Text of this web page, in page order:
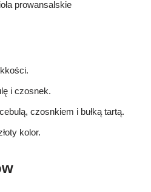
prowansalskie
i czosnek.
czosnkiem i bułką tartą.
kolor.